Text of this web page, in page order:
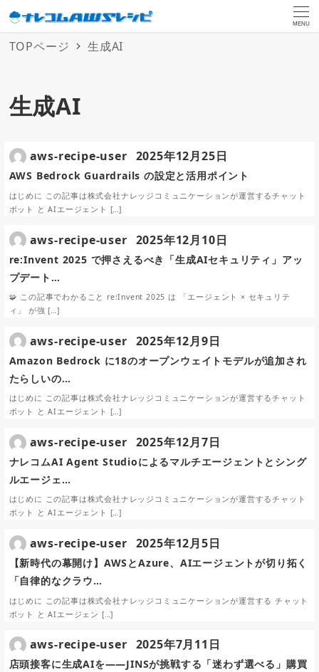
MENU
TOPページ 生成AI
生成AI
AWS Bedrock Guardrails の設定と活用ポイント
はじめに この記事は株式会社ナレッジコミュニケーションが運営するチャット
ボット と AIエージェント […]
aws-recipe-user 2025年12月25日
re:Invent 2025 で押さえるべき「生成AIセキュリティ」アッ
プデート…
🧩 この記事でわかること re:Invent 2025 は 「エージェント × セキュリテ
ィ」 が強 […]
aws-recipe-user 2025年12月10日
Amazon Bedrock に18のオープンウェイトモデルが追加され
たらしいの…
はじめに この記事は株式会社ナレッジコミュニケーションが運営するチャット
ボット と AIエージェント […]
aws-recipe-user 2025年12月9日
ナレコムAI Agent Studioによるマルチエージェントとシング
ルエージェ…
はじめに この記事は株式会社ナレッジコミュニケーションが運営するチャット
ボット と AIエージェント […]
aws-recipe-user 2025年12月7日
【新時代の幕開け】AWSとAzure、AIエージェントが切り拓く
「自律的なクラウ…
はじめに この記事は株式会社ナレッジコミュニケーションが運営する チャット
ボット と AIエージェン […]
aws-recipe-user 2025年12月5日
店頭接客に生成AIを——JINSが挑戦する「迷わず選べる」購買
aws-recipe-user 2025年7月11日